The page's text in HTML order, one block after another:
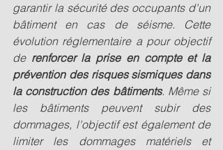
garantir la sécurité des occupants d'un
bâtiment en cas de séisme. Cette
évolution réglementaire a pour objectif
de renforcer la prise en compte et la
prévention des risques sismiques dans
la construction des bâtiments. Même si
les bâtiments peuvent subir des
dommages, l'objectif est également de
limiter les dommages matériels et